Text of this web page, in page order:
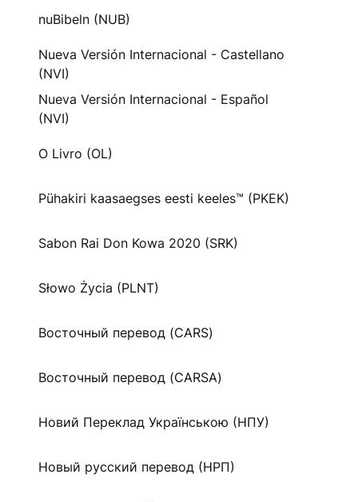
nuBibeln (NUB)
Nueva Versión Internacional - Castellano
(NVI)
Nueva Versión Internacional - Español
(NVI)
O Livro (OL)
Pühakiri kaasaegses eesti keeles™ (PKEK)
Sabon Rai Don Kowa 2020 (SRK)
Słowo Życia (PLNT)
Восточный перевод (CARS)
Восточный перевод (CARSA)
Новий Переклад Українською (НПУ)
Новый русский перевод (НРП)